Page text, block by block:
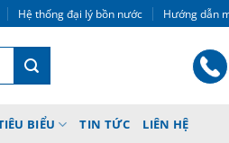
Hệ thống đại lý bồn nước Hướng dẫn
BIỂU TIN TỨC LIÊN HỆ